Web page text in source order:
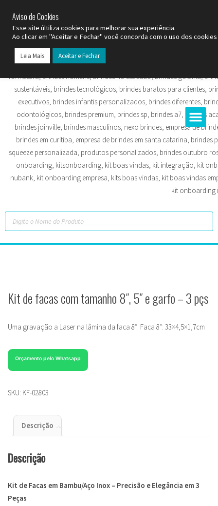
Kit de facas com tamanho 8″, 5″ e garfo – 3 pçs
Uma gravação a Laser na lâmina da faca 8″. Faca 8″: 33×4,5×1,7cm
Orçamento pelo Whatsapp
SKU: KF-02803
Descrição
Descrição
Kit de Facas em Bambu/Aço Inox – Precisão e Elegância em 3
Peças
Aviso de Cookies
Esse site últiliza cookies para melhorar sua experiência.
Ao clicar em "Aceitar e Fechar" você concorda com o uso dos
Leia Mais Aceitar e Fechar